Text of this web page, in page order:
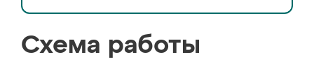
Схема работы